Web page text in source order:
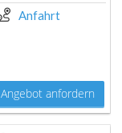
Anfahrt
Angebot anfordern